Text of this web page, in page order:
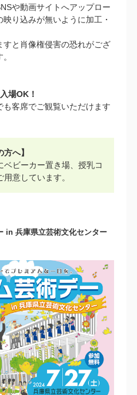
や動画サイトへアップロー
り込みが無いように加工・
と肖像権侵害の恐れがござ
場OK！
客席でご観覧いただけます
へ】
ベビーカー置き場、授乳コ
意しています。
in 兵庫県立芸術文化センター